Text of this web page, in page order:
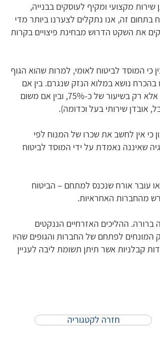
באופן ספציפי במתן שירות מקצועי ומקיף לעוסקים בבנייה,
זה, אנו נתקלים לצערנו ביותר מדי
את השקט הדרוש מבחינת פיצויים בקרות
כי המוסד לביטוח לאומי, למרות שהוא הגוף
נושא במלוא הנזק שנגרם. בין אם
משום שהוא לא משלם לבני המשפחה לפי שכרו של המלא של המנוח, אלא רק בשיעור של כ-75%, ובין אם משום
אובדן שירותי בעל וכדומה).
כי אין לחשב את שכרו של המנוח לפי
שאיננה נאמדת על ידי המוסד לביטוח
עובר אורח שנכנס למתחם – הביטוח
מהחברות האחראיות.
ההליכים האזרחיים הננקטים
המונחים לפתחם של החברות והגופים שהיו
קבלניות אשר תיתן תשומת ליבה לעניין
חזרה לקטגוריה